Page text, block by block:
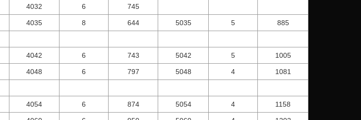
4032 6 745
4035 8 644 5035 5 885
4042 6 743 5042 5 1005
4048 6 797 5048 4 1081
4054 6 874 5054 4 1158